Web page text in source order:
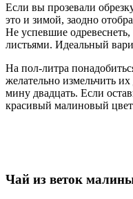
Если вы прозевали
это и зимой, заодно
Не успевшие
листьями. Идеальный
На пол-литра
желательно измельчить
мину двадцать. Если
красивый малиновый
Чай из веток